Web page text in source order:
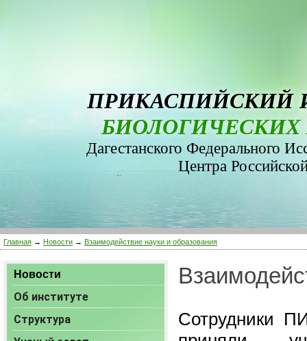
ПРИКАСПИЙСКИЙ
БИОЛОГИЧЕСКИХ
Дагестанского Федерального
Центра
Главная → Новости → Взаимодействие науки и образования
Новости
Об институте
Структура
Сотрудники